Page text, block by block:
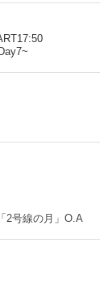
2号線の月」O.A